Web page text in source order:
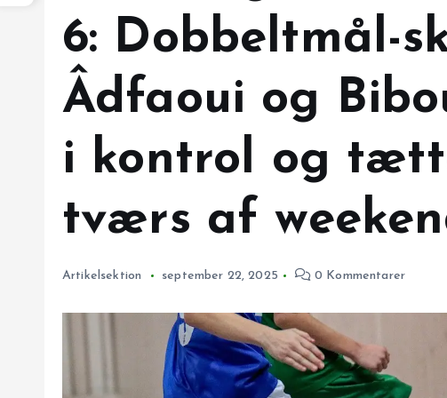
6: Dobbeltmål-
Âdfaoui og
i kontrol og
tværs af
Artikelsektion september 22, 2025 0 Kommentarer